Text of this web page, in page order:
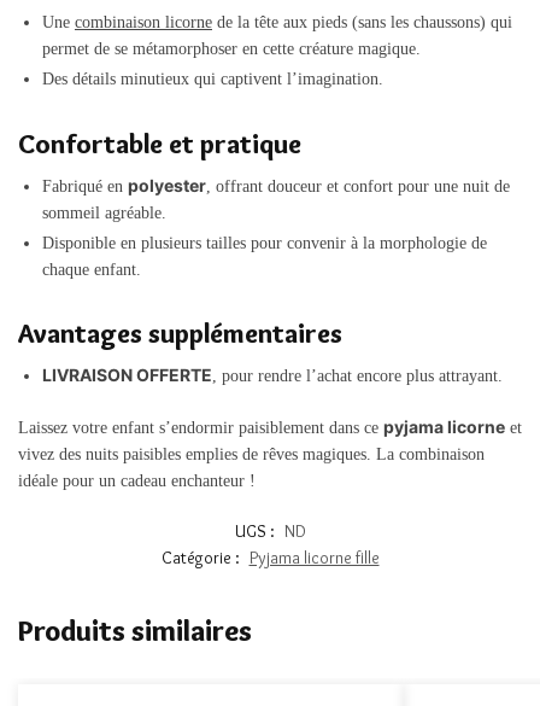
Une combinaison licorne de la tête aux pieds (sans les chaussons) qui
permet de se métamorphoser en cette créature magique.
Des détails minutieux qui captivent l’imagination.
Confortable et pratique
Fabriqué en polyester , offrant douceur et confort pour une nuit de
sommeil agréable.
Disponible en plusieurs tailles pour convenir à la morphologie de
chaque enfant.
Avantages supplémentaires
LIVRAISON OFFERTE, pour rendre l’achat encore plus attrayant.
Laissez votre enfant s’endormir paisiblement dans ce pyjama licorne et
vivez des nuits paisibles emplies de rêves magiques. La combinaison
idéale pour un cadeau enchanteur !
UGS : ND
Catégorie : Pyjama licorne fille
Produits similaires